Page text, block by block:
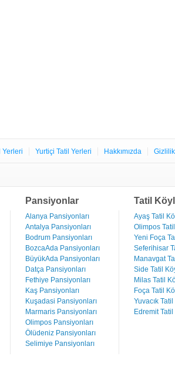
Yerleri Yurtiçi Tatil Yerleri Hakkımızda
Pansiyonlar
Alanya Pansiyonları
Antalya Pansiyonları
Bodrum Pansiyonları
BozcaAda Pansiyonları
BüyükAda Pansiyonları
Datça Pansiyonları
Fethiye Pansiyonları
Kaş Pansiyonları
Kuşadasi Pansiyonları
Marmaris Pansiyonları
Olimpos Pansiyonları
Ölüdeniz Pansiyonları
Selimiye Pansiyonları
Tatil
Ayaş Tatil
Olimpos
Yeni Foça
Seferihisar
Manavgat
Side Tatil
Milas Tatil
Foça Tatil
Yuvacık
Edremit